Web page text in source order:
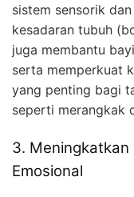
sistem sensorik
kesadaran tubuh
juga membantu
serta memperkuat
yang penting bagi
seperti merangkak
3. Meningkatkan
Emosional